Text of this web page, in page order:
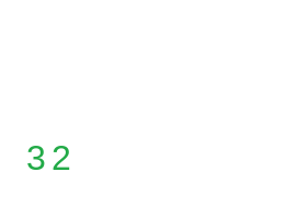
32